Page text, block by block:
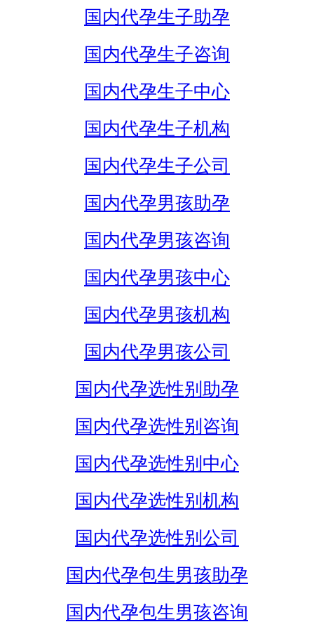
国内代孕生子助孕
国内代孕生子咨询
国内代孕生子中心
国内代孕生子机构
国内代孕生子公司
国内代孕男孩助孕
国内代孕男孩咨询
国内代孕男孩中心
国内代孕男孩机构
国内代孕男孩公司
国内代孕选性别助孕
国内代孕选性别咨询
国内代孕选性别中心
国内代孕选性别机构
国内代孕选性别公司
国内代孕包生男孩助孕
国内代孕包生男孩咨询